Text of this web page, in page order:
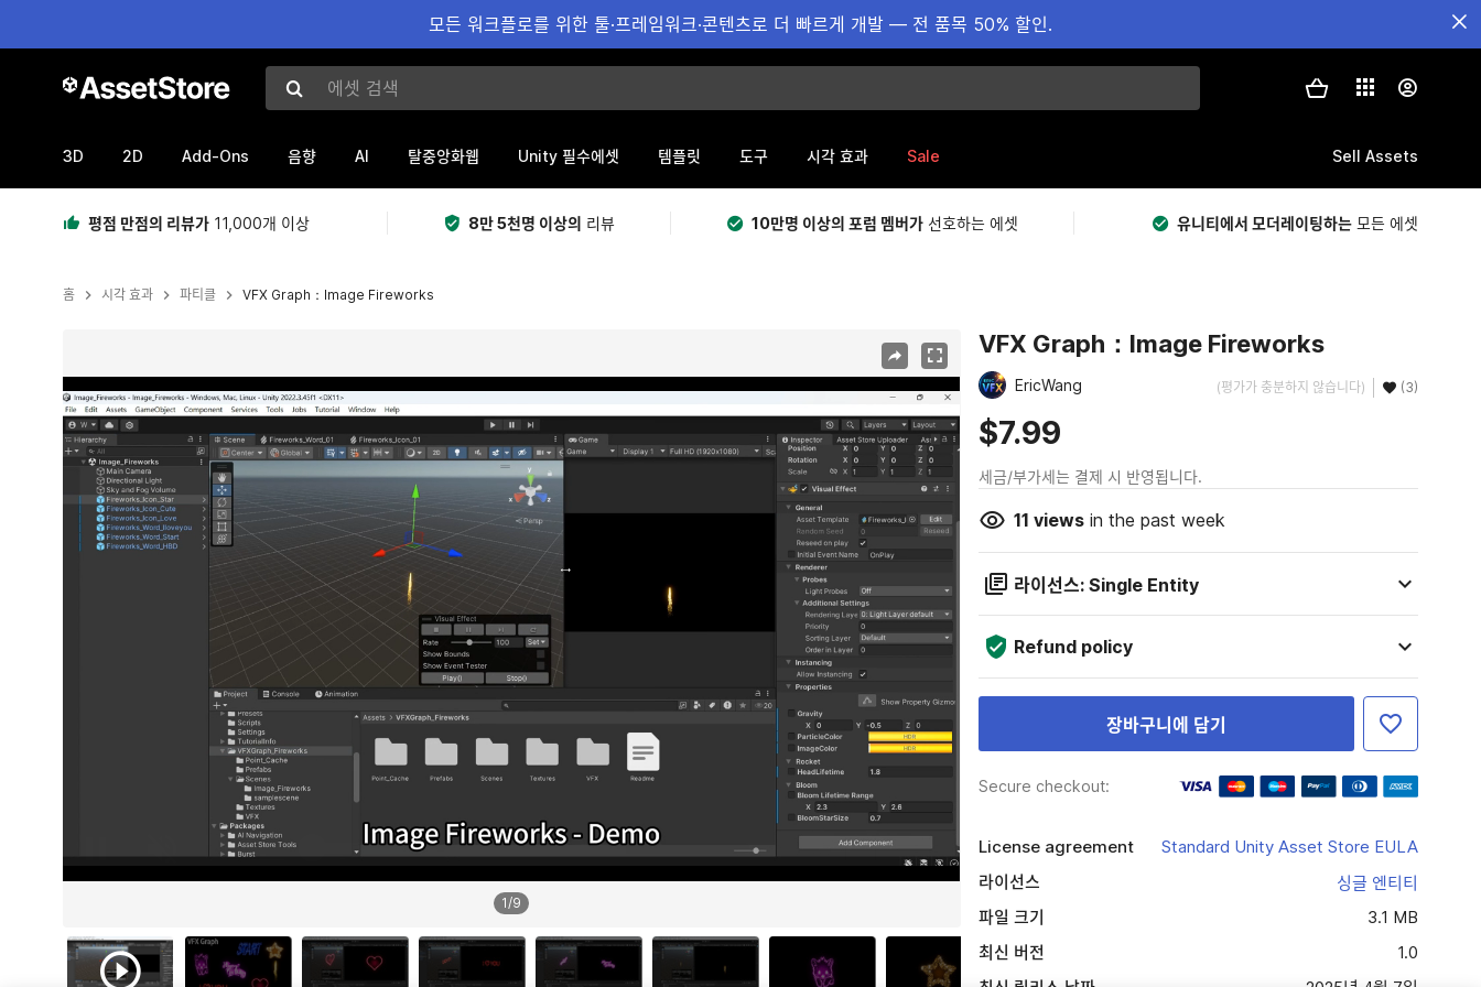
모든 워크플로를 위한 툴·프레임워크·콘텐츠로 더 빠르게 개발 — 전 품목 50% 할인.
에셋 검색
3D 2D Add-Ons 음향 AI 탈중앙화웹 Unity 필수에셋 템플릿 도구 시각 효과 Sale Sell Assets
평점 만점의 리뷰가 11,000개 이상 8만 5천명 이상의 리뷰 10만명 이상의 포럼 멤버가 선호하는 에셋 유니티에서 모더레이팅하는 모든 에셋
홈 시각 효과 파티클 VFX Graph：Image Fireworks
1/9
VFX Graph：Image Fireworks
EricWang (평가가 충분하지 않습니다) (3)
$7.99
세금/부가세는 결제 시 반영됩니다.
11 viewsin the past week
라이선스: Single Entity
Refund policy
장바구니에 담기
Secure checkout:
License agreement
Standard Unity Asset Store EULA
라이선스
싱글 엔티티
파일 크기
3.1 MB
최신 버전
1.0